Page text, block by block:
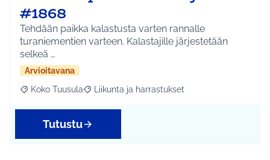
#1868
Tehdään paikka kalastusta varten rannalle
turaniementien varteen. Kalastajille järjestetään
selkeä …
Arvioitavana
Rajaa tulokset aihepiirin mukaan: Koko Tuusula
Koko Tuusula Rajaa tulokset teeman mukaan: Liikunta ja
Liikunta ja harrastukset
Tutustu